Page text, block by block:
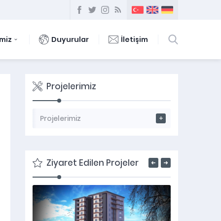
Duyurular İletişim
Projelerimiz
Projelerimiz
Ziyaret Edilen Projeler